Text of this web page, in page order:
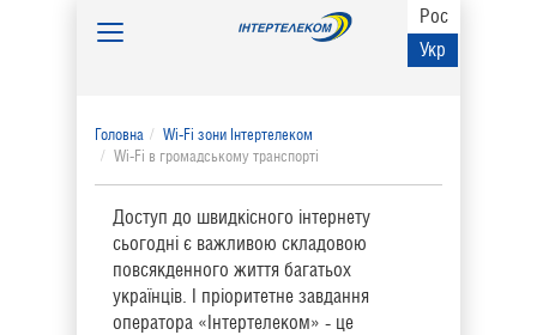
Рос
Укр
Toggle
Головна
Wi-Fi зони Інтертелеком
Wi-Fi в громадському транспорті
Доступ до швидкісного інтернету
сьогодні є важливою складовою
повсякденного життя багатьох
українців. І пріоритетне завдання
оператора «Інтертелеком» - це